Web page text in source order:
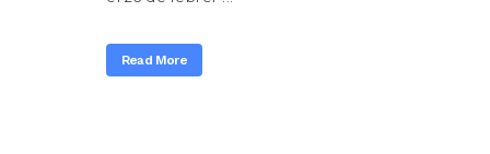
Read More